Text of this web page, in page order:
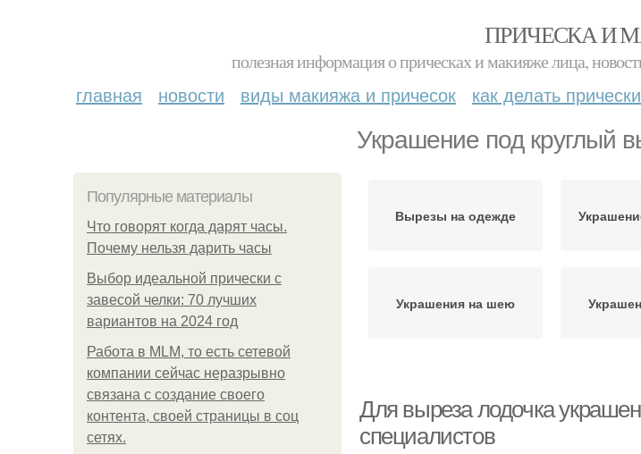
ПРИЧЕСКА И
полезная информация о прическах и макияже лица,
главная новости виды макияжа и причесок как делать
Украшение под круглый
Популярные материалы
Что говорят когда дарят часы.
Почему нельзя дарить часы
Выбор идеальной прически с
завесой челки: 70 лучших
вариантов на 2024 год
Работа в MLM, то есть сетевой
компании сейчас неразрывно
связана с создание своего
контента, своей страницы в соц
сетях.
Вырезы на одежде
Украшения на шею
Для выреза лодочка
специалистов